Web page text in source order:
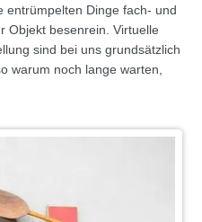
entrümpelten Dinge fach- und
Objekt besenrein. Virtuelle
sind bei uns grundsätzlich
warum noch lange warten,